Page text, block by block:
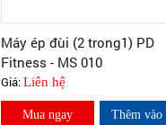
Máy ép đùi (2 trong1) PD
Fitness - MS 010
Giá:Liên hệ
Mua ngay Thêm vào